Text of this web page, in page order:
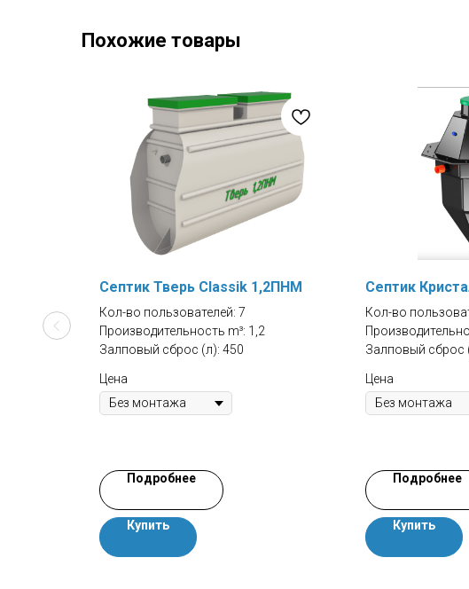
Похожие товары
Септик Тверь Classik 1,2ПНМ
Кол-во пользователей: 7
Производительность m³: 1,2
Залповый сброс (л): 450
Цена
Подробнее
Купить
Септик
Кол-во
Залповый сброс
Цена
Подробнее
Купить